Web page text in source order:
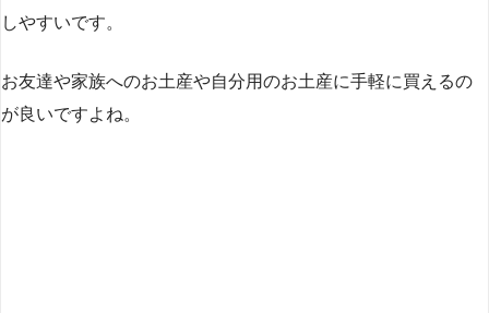
しやすいです。
お友達や家族へのお土産や自分用のお土産に手軽に買えるの
が良いですよね。